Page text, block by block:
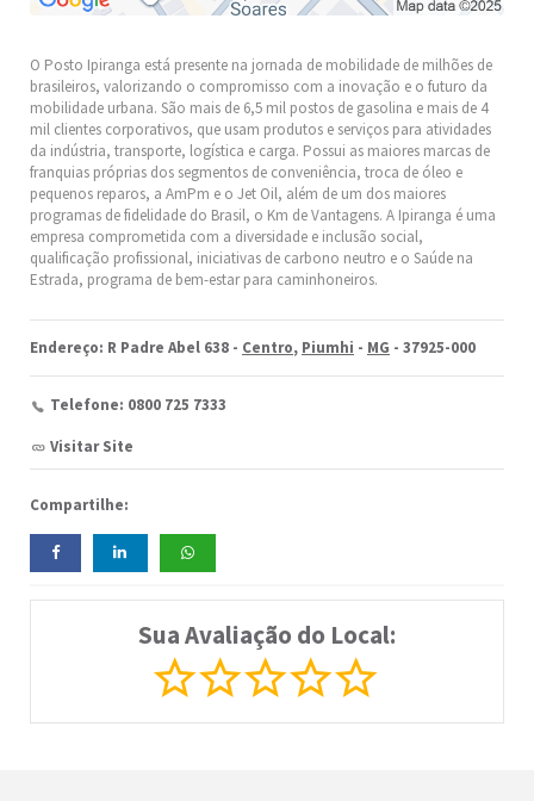
O Posto Ipiranga está presente na jornada de mobilidade de milhões de
brasileiros, valorizando o compromisso com a inovação e o futuro da
mobilidade urbana. São mais de 6,5 mil postos de gasolina e mais de 4
mil clientes corporativos, que usam produtos e serviços para atividades
da indústria, transporte, logística e carga. Possui as maiores marcas de
franquias próprias dos segmentos de conveniência, troca de óleo e
pequenos reparos, a AmPm e o Jet Oil, além de um dos maiores
programas de fidelidade do Brasil, o Km de Vantagens. A Ipiranga é uma
empresa comprometida com a diversidade e inclusão social,
qualificação profissional, iniciativas de carbono neutro e o Saúde na
Estrada, programa de bem-estar para caminhoneiros.
Endereço: R Padre Abel 638 - Centro, Piumhi - MG - 37925-000
Telefone: 0800 725 7333
Visitar Site
Compartilhe:
Sua Avaliação do Local: